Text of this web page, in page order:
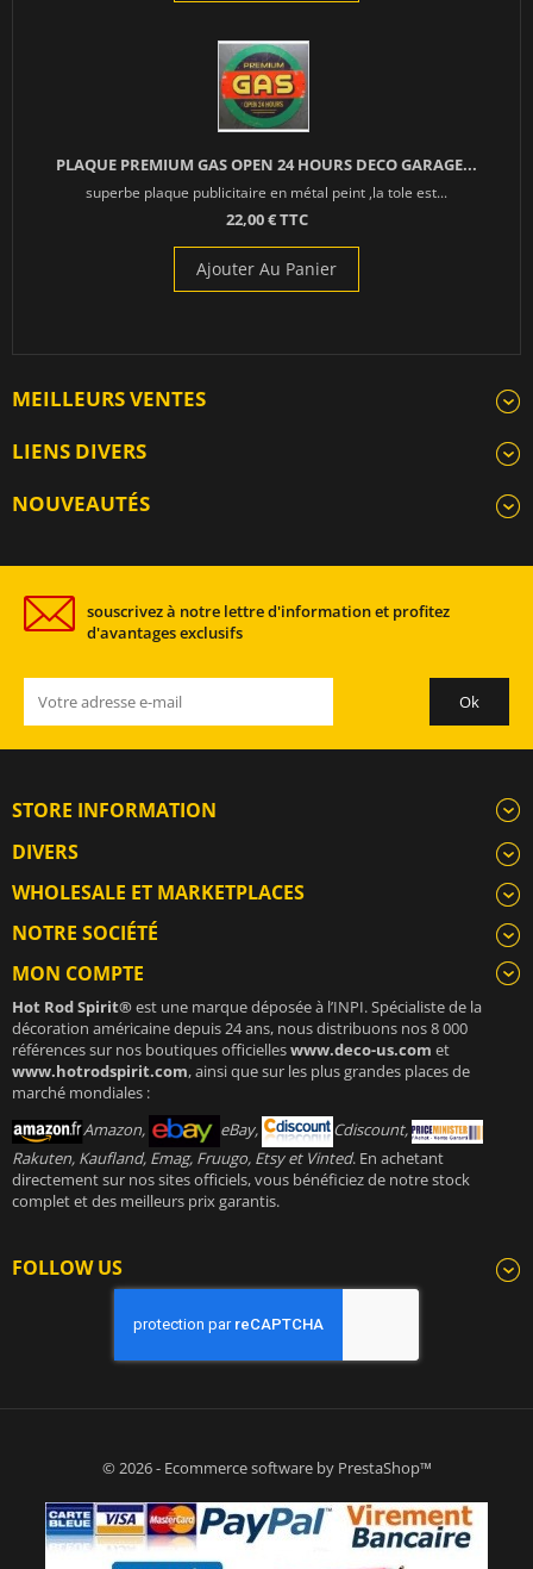
PLAQUE PREMIUM GAS OPEN 24 HOURS DECO GARAGE...
superbe plaque publicitaire en métal peint ,la tole est...
22,00 € TTC
Ajouter Au Panier
MEILLEURS VENTES
LIENS DIVERS
NOUVEAUTÉS
souscrivez à notre lettre d'information et profitez
d'avantages exclusifs
STORE INFORMATION
DIVERS
WHOLESALE ET MARKETPLACES
NOTRE SOCIÉTÉ
MON COMPTE
Hot Rod Spirit®est une marque déposée à l’INPI. Spécialiste de la
décoration américaine depuis 24 ans, nous distribuons nos 8 000
références sur nos boutiques officielleswww.deco-us.com et
www.hotrodspirit.com, ainsi que sur les plus grandes places de
marché mondiales :
Amazon,
eBay,
Cdiscount,
Rakuten, Kaufland, Emag, Fruugo, Etsy et Vinted. En achetant
directement sur nos sites officiels, vous bénéficiez de notre stock
complet et des meilleurs prix garantis.
FOLLOW US
© 2026 - Ecommerce software by PrestaShop™